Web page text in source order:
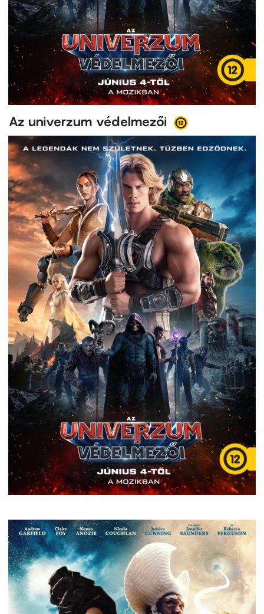
Az univerzum védelmezői